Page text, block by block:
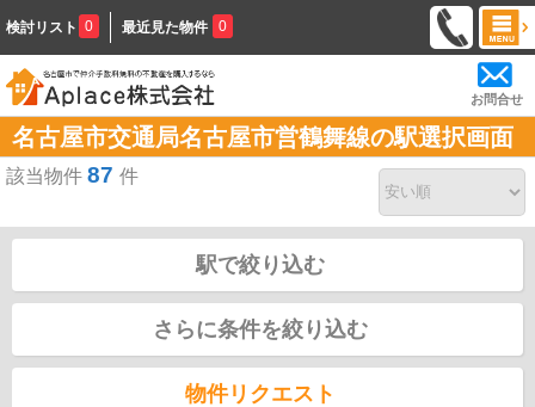
検討リスト 0 最近見た物件 0
お問合せ
名古屋市交通局名古屋市営鶴舞線の駅選択画面
該当物件 87 件
駅で絞り込む
さらに条件を絞り込む
物件リクエスト